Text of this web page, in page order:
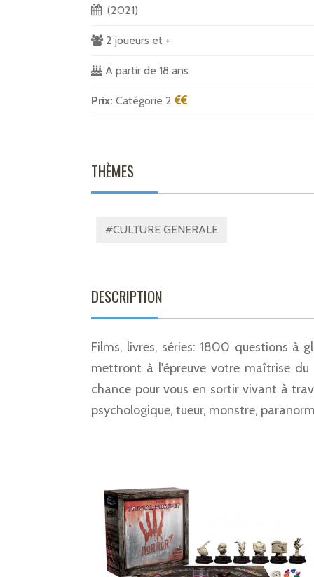
(2021)
2 joueurs et +
A partir de 18 ans
Prix: Catégorie 2
THÈMES
#CULTURE GENERALE
DESCRIPTION
Films, livres, séries: 1800 questions à
mettront à l'épreuve votre maîtrise
chance pour vous en sortir vivant à
psychologique, tueur, monstre,